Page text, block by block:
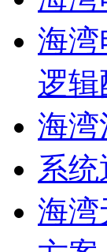
海湾
逻
海湾
系
海湾